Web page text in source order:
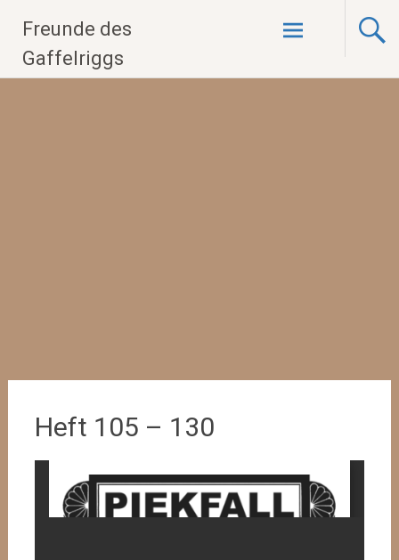
Inhalt
springen
Freunde des
Gaffelriggs
Heft 105 – 130